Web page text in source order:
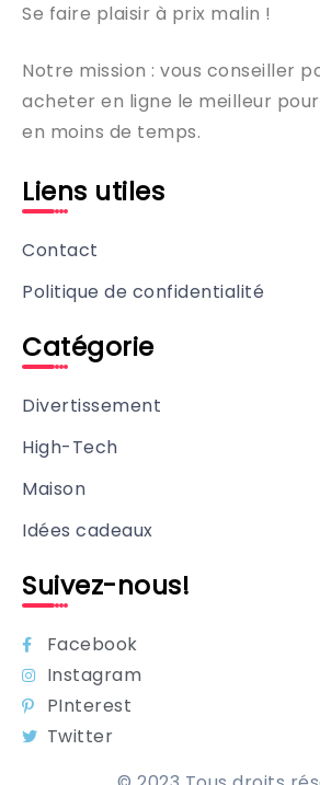
Se faire plaisir à prix malin !
Notre mission : vous conseiller
acheter en ligne le meilleur
en moins de temps.
Liens utiles
Contact
Politique de confidentialité
Catégorie
Divertissement
High-Tech
Maison
Idées cadeaux
Suivez-nous!
Facebook
Instagram
PInterest
Twitter